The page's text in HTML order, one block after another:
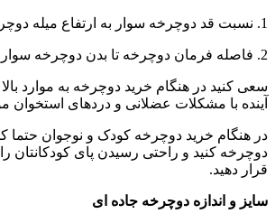
1. نسبت قد دوچرخه سوار به ارتفاع میله دوچرخه
2. فاصله فرمان دوچرخه تا بدن دوچرخه سوار
سعی کنید در هنگام خرید دوچرخه به موارد بالا
آینده با مشکلات عضلانی و دردهای استخوان
در هنگام خرید دوچرخه کودک و نوجوان حتما
دوچرخه کنید و راحتی رسیدن پای کودکانتان
قرار دهید.
سایز و اندازه دوچرخه جاده ای